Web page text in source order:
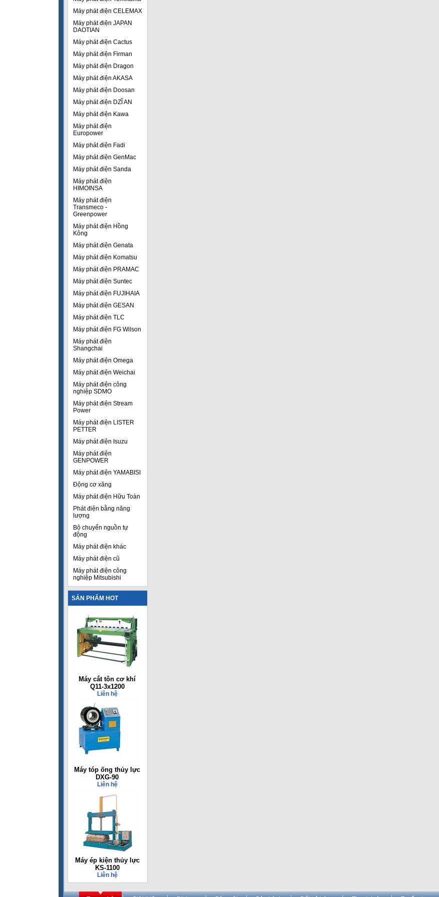
Máy phát điện CELEMAX
Máy phát điện JAPAN
DAOTIAN
Máy phát điện Cactus
Máy phát điện Firman
Máy phát điện Dragon
Máy phát điện AKASA
Máy phát điện Doosan
Máy phát điện DZĨ AN
Máy phát điện Kawa
Máy phát điện
Europower
Máy phát điện Fadi
Máy phát điện GenMac
Máy phát điện Sanda
Máy phát điện
HIMOINSA
Máy phát điện
Transmeco -
Greenpower
Máy phát điện Hồng
Kông
Máy phát điện Genata
Máy phát điện Komatsu
Máy phát điện PRAMAC
Máy phát điện Suntec
Máy phát điện FUJIHAIA
Máy phát điện GESAN
Máy phát điện TLC
Máy phát điện FG Wilson
Máy phát điện
Shangchai
Máy phát điện Omega
Máy phát điện Weichai
Máy phát điện công
nghiệp SDMO
Máy phát điện Stream
Power
Máy phát điện LISTER
PETTER
Máy phát điện Isuzu
Máy phát điện
GENPOWER
Máy phát điện YAMABISI
Động cơ xăng
Máy phát điện Hữu Toàn
Phát điện bằng năng
lượng
Bộ chuyển nguồn tự
động
Máy phát điện khác
Máy phát điện cũ
Máy phát điện công
nghiệp Mitsubishi
SẢN PHẨM HOT
Máy cắt tôn cơ khí
Q11-3x1200
Liên hệ
Máy tóp ống thủy lực
DXG-90
Liên hệ
Máy ép kiện thủy lực
KS-1100
Liên hệ